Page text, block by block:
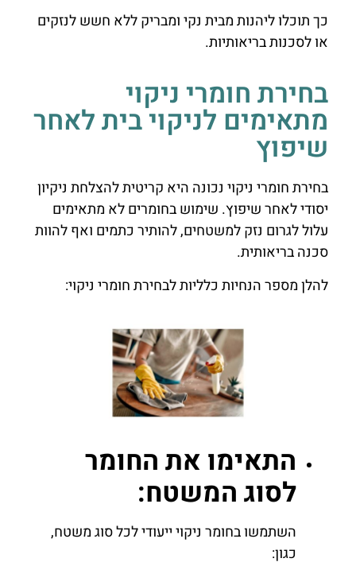
כך תוכלו ליהנות מבית נקי ומבריק ללא חשש לנזקים
או לסכנות בריאותיות.
בחירת חומרי ניקוי
מתאימים לניקוי בית לאחר
שיפוץ
בחירת חומרי ניקוי נכונה היא קריטית להצלחת ניקיון
יסודי לאחר שיפוץ. שימוש בחומרים לא מתאימים
עלול לגרום נזק למשטחים, להותיר כתמים ואף להוות
סכנה בריאותית.
להלן מספר הנחיות כלליות לבחירת חומרי ניקוי:
התאימו את החומר
לסוג המשטח:
השתמשו בחומר ניקוי ייעודי לכל סוג משטח,
כגון: